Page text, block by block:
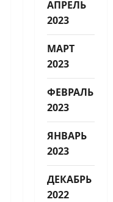
АПРЕЛЬ
2023
МАРТ
2023
ФЕВРАЛЬ
2023
ЯНВАРЬ
2023
ДЕКАБРЬ
2022